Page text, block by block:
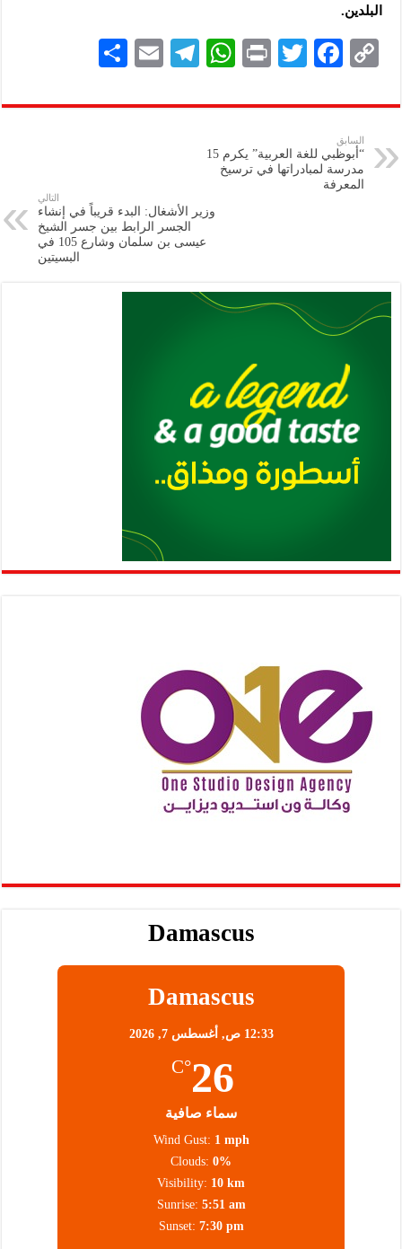
البلدين.
C
p
y
Li
n
F
eb
k
T
tt
P
nt
W
at
p
Te
gr
E
ai
ar
السابق
“أبوظبي للغة العربية” يكرم 15
مدرسة لمبادراتها في ترسيخ
المعرفة
التالي
وزير الأشغال: البدء قريباً في إنشاء
الجسر الرابط بين جسر الشيخ
عيسى بن سلمان وشارع 105 في
البسيتين
Damascus
Damascus
12:33 ص, أغسطس 7, 2026
26
°C
سماء صافية
Wind Gust: 1 mph
Clouds: 0%
Visibility: 10 km
Sunrise: 5:51 am
Sunset: 7:30 pm